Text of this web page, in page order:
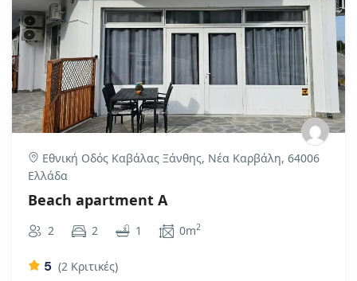
Εθνική Οδός Καβάλας Ξάνθης, Νέα Καρβάλη, 64006
Ελλάδα
Beach apartment A
2 2 1 0m2
5 (2 Κριτικές)